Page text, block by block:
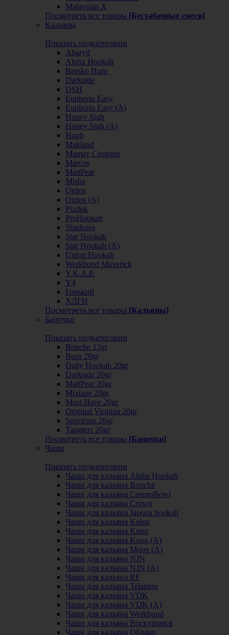
Malaysian X
Посмотреть все товары [Бестабачные смеси]
Кальяны
Показать подкатегории
Abaryd
Alpha Hookah
Brusko Haze
Darkside
DSH
Euphoria Easy
Euphoria Easy (А)
Honey Sigh
Honey Sigh (А)
Hoob
Maklaud
Mamay Customs
Marcos
MattPear
Misha
Orden
Orden (А)
Pizduk
ProHookah
Shadows
Star Hookah
Star Hookah (А)
Union Hookah
Werkbund Maverick
Y.K.A.P.
Y4
Горький
ХЛГН
Посмотреть все товары [Кальяны]
Баночки
Показать подкатегории
Bonche 12gr
Burn 20gr
Daily Hookah 20gr
Darkside 20gr
MattPear 20gr
Mixtape 20gr
Must Have 20gr
Original Virginia 20gr
Spectrum 20gr
Tangiers 20gr
Посмотреть все товары [Баночки]
Чаши
Показать подкатегории
Чаши для кальяна Alpha Hookah
Чаши для кальяна Bonche
Чаши для кальяна CosmoBowl
Чаши для кальяна Crown
Чаши для кальяна Japona hookah
Чаши для кальяна Kolos
Чаши для кальяна Kong
Чаши для кальяна Kong (A)
Чаши для кальяна Moon (А)
Чаши для кальяна NJN
Чаши для кальяна NJN (А)
Чаши для кальяна RF
Чаши для кальяна Telamon
Чаши для кальяна VDK
Чаши для кальяна VDK (А)
Чаши для кальяна Werkbund
Чаши для кальяна Воскуримся
Чаши для кальяна Облако